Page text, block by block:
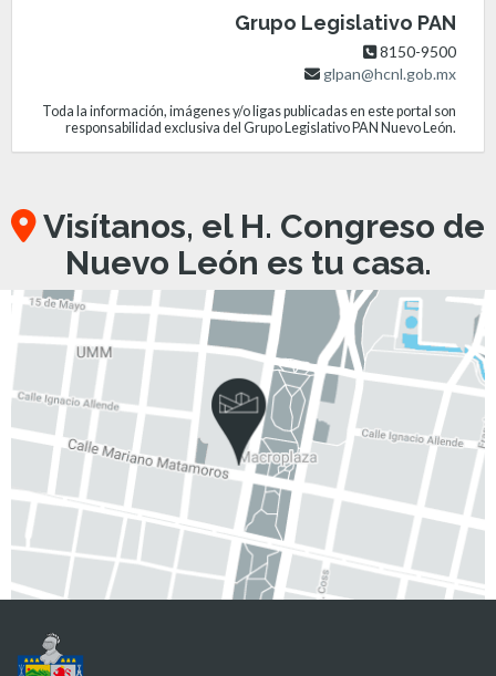
Grupo Legislativo PAN
8150-9500
glpan@hcnl.gob.mx
Toda la información, imágenes y/o ligas publicadas en este portal son
responsabilidad exclusiva del Grupo Legislativo PAN Nuevo León.
Visítanos, el H. Congreso de
Nuevo León es tu casa.